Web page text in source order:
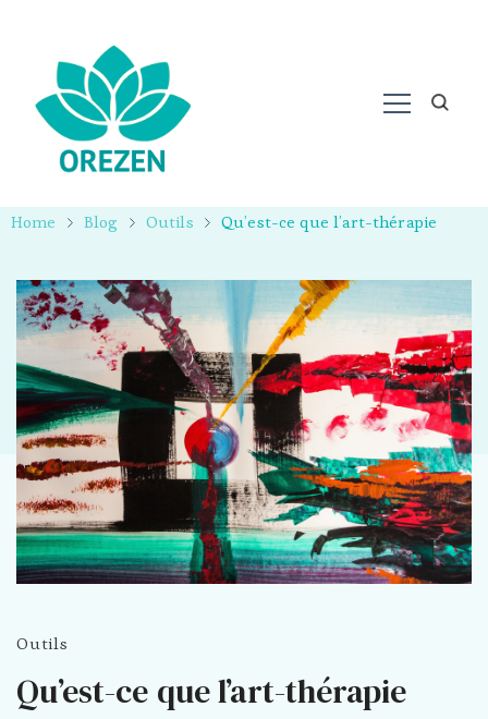
Home Blog Outils Qu’est-ce que l’art-thérapie
Outils
Qu’est-ce que l’art-thérapie